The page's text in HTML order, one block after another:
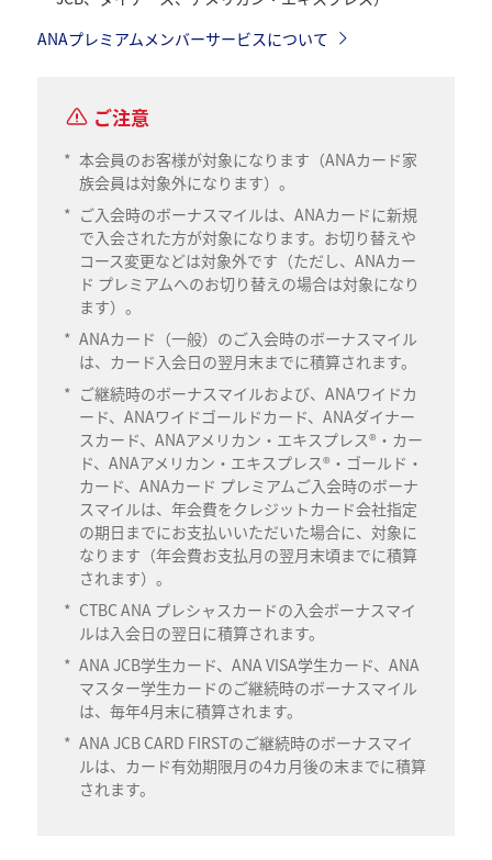
ANAプレミアムメンバーサービスについて
ご注意
* 本会員のお客様が対象になります（ANAカード家
族会員は対象外になります）。
* ご入会時のボーナスマイルは、ANAカードに新規
で入会された方が対象になります。お切り替えや
コース変更などは対象外です（ただし、ANAカー
ド プレミアムへのお切り替えの場合は対象になり
ます）。
* ANAカード（一般）のご入会時のボーナスマイル
は、カード入会日の翌月末までに積算されます。
* ご継続時のボーナスマイルおよび、ANAワイドカ
ード、ANAワイドゴールドカード、ANAダイナー
スカード、ANAアメリカン・エキスプレス®・カー
ド、ANAアメリカン・エキスプレス®・ゴールド・
カード、ANAカード プレミアムご入会時のボーナ
スマイルは、年会費をクレジットカード会社指定
の期日までにお支払いいただいた場合に、対象に
なります（年会費お支払月の翌月末頃までに積算
されます）。
* CTBC ANA プレシャスカードの入会ボーナスマイ
ルは入会日の翌日に積算されます。
* ANA JCB学生カード、ANA VISA学生カード、ANA
マスター学生カードのご継続時のボーナスマイル
は、毎年4月末に積算されます。
* ANA JCB CARD FIRSTのご継続時のボーナスマイ
ルは、カード有効期限月の4カ月後の末までに積算
されます。